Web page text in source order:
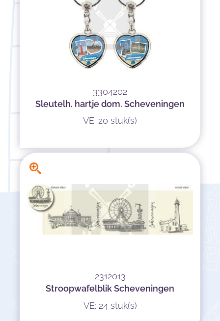
3304202
Sleutelh. hartje dom. Scheveningen
VE: 20 stuk(s)
2312013
Stroopwafelblik Scheveningen
VE: 24 stuk(s)